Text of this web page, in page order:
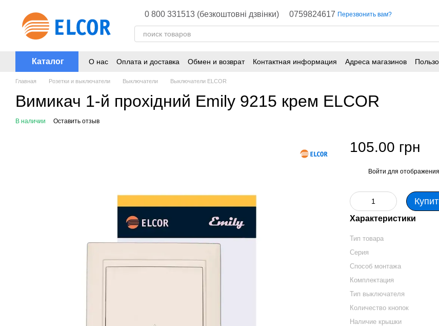
0 800 331513 (безкоштовні дзвінки) 0759824617 Перезвонить вам?
Каталог О нас Оплата и доставка Обмен и возврат Контактная информация Адреса магазинов
Главная Розетки и выключатели Выключатели Выключатели ELCOR
Вимикач 1-й прохідний Emily 9215 крем ELCOR
В наличии Оставить отзыв
105.00 грн
Войти для
Характеристики
Тип товара
Серия
Способ монтажа
Комплектация
Тип выключателя
Количество кнопок
Наличие крышки